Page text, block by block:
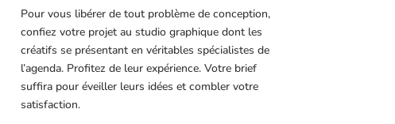
Pour vous libérer de tout problème de conception,
confiez votre projet au studio graphique dont les
créatifs se présentant en véritables spécialistes de
l’agenda. Profitez de leur expérience. Votre brief
suffira pour éveiller leurs idées et combler votre
satisfaction.